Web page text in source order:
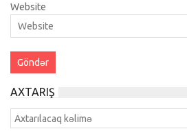
Website
AXTARIŞ